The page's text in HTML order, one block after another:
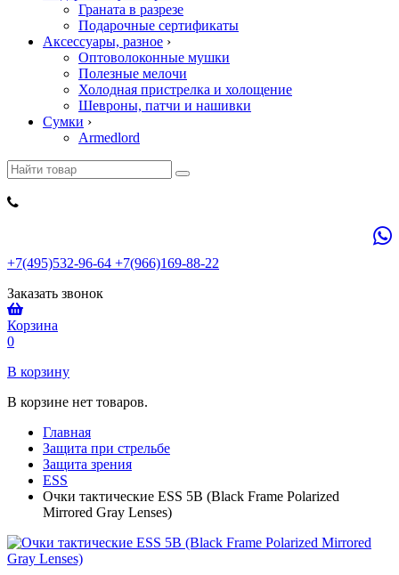
Граната в разрезе
Подарочные сертификаты
Аксессуары, разное ›
Оптоволоконные мушки
Полезные мелочи
Холодная пристрелка и холощение
Шевроны, патчи и нашивки
Сумки ›
Armedlord
+7(495)532-96-64 +7(966)169-88-22
Заказать звонок
Корзина
0
В корзину
В корзине нет товаров.
Главная
Защита при стрельбе
Защита зрения
ESS
Очки тактические ESS 5B (Black Frame Polarized
Mirrored Gray Lenses)